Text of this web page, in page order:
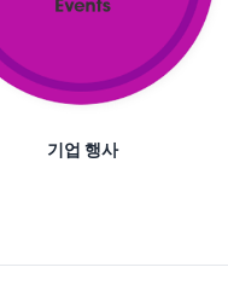
기업 행사